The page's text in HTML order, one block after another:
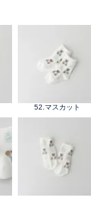
52.マスカット